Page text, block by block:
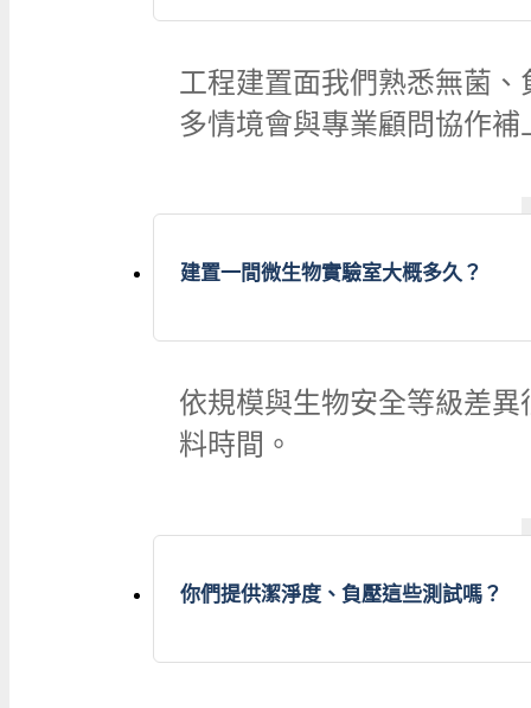
工程建置面我們熟悉無菌
多情境會與專業顧問協作
建置一間微生物實驗室大概多久？
依規模與生物安全等級差
料時間。
你們提供潔淨度、負壓這些測試嗎？